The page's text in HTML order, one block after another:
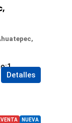
1
Detalles
NUEVA